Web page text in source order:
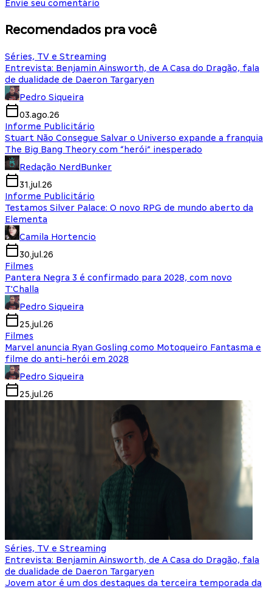
Envie seu comentário
Recomendados pra você
Séries, TV e Streaming
Entrevista: Benjamin Ainsworth, de A Casa do Dragão, fala
de dualidade de Daeron Targaryen
Pedro Siqueira
03.ago.26
Informe Publicitário
Stuart Não Consegue Salvar o Universo expande a franquia
The Big Bang Theory com “herói” inesperado
Redação NerdBunker
31.jul.26
Informe Publicitário
Testamos Silver Palace: O novo RPG de mundo aberto da
Elementa
Camila Hortencio
30.jul.26
Filmes
Pantera Negra 3 é confirmado para 2028, com novo
T'Challa
Pedro Siqueira
25.jul.26
Filmes
Marvel anuncia Ryan Gosling como Motoqueiro Fantasma e
filme do anti-herói em 2028
Pedro Siqueira
25.jul.26
Séries, TV e Streaming
Entrevista: Benjamin Ainsworth, de A Casa do Dragão, fala
de dualidade de Daeron Targaryen
Jovem ator é um dos destaques da terceira temporada da